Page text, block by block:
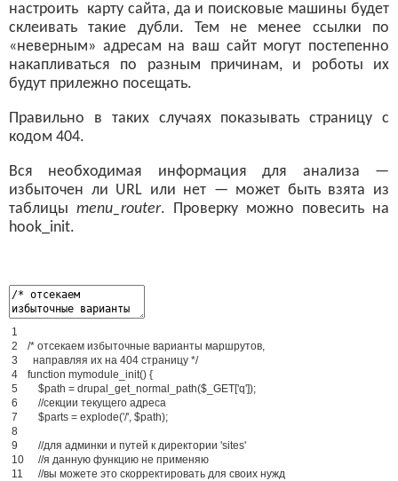
настроить карту сайта, да и поисковые машины будет
склеивать такие дубли. Тем не менее ссылки по
«неверным» адресам на ваш сайт могут постепенно
накапливаться по разным причинам, и роботы их
будут прилежно посещать.
Правильно в таких случаях показывать страницу с
кодом 404.
Вся необходимая информация для анализа —
избыточен ли URL или нет — может быть взята из
таблицы menu_router. Проверку можно повесить на
hook_init.
1
2
3
4
5
6
7
8
9
10
11
/* отсекаем избыточные варианты маршрутов,
направляя их на 404 страницу */
function mymodule_init() {
$path = drupal_get_normal_path($ _GET['q']);
//секции текущего адреса
$parts = explode('/', $path);
//для админки и путей к директории 'sites'
//я данную функцию не применяю
//вы можете это скорректировать для своих нужд